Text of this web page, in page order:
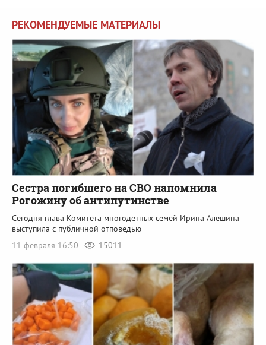
РЕКОМЕНДУЕМЫЕ МАТЕРИАЛЫ
Сестра погибшего на СВО напомнила
Рогожину об антипутинстве
Сегодня глава Комитета многодетных семей Ирина Алешина
выступила с публичной отповедью
11 февраля 16:50
15011